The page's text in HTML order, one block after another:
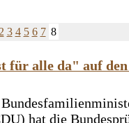
3 4 5 6 7 8
für alle da" auf
hat die